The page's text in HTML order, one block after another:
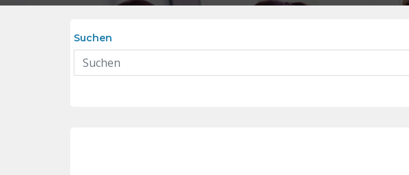
Suchen